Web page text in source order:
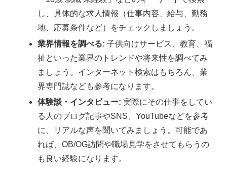
し、具体的な求人情報（仕事内容、給与、勤務
地、応募条件など）をチェックしましょう。
業界情報を調べる: 子供向けサービス、教育、福
祉といった業界のトレンドや将来性を調べてみ
ましょう。インターネット検索はもちろん、業
界専門誌なども参考になります。
体験談・インタビュー: 実際にその仕事をしてい
る人のブログ記事やSNS、YouTubeなどを参考
に、リアルな声を聞いてみましょう。可能であ
れば、OB/OG訪問や職場見学をさせてもらうの
も良い経験になります。